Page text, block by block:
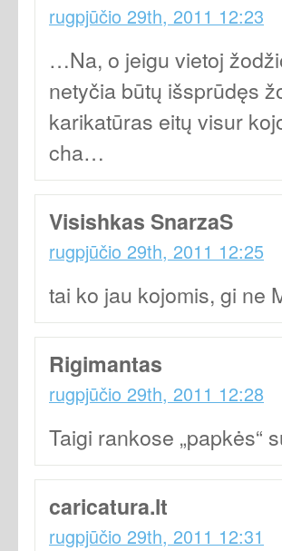
rugpjūčio 29th, 2011 12:23
…Na, o jeigu vietoj
netyčia būtų išsprūdęs
karikatūras eitų visur
cha…
Visishkas SnarzaS
rugpjūčio 29th, 2011 12:25
tai ko jau kojomis, gi ne
Rigimantas
rugpjūčio 29th, 2011 12:28
Taigi rankose
caricatura.lt
rugpjūčio 29th, 2011 12:31